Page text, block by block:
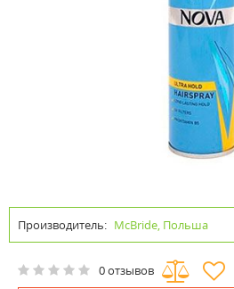
Производитель: McBride, Польша
0 отзывов